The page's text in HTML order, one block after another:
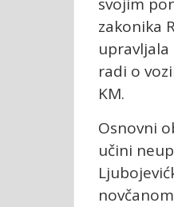
zakonika
radi o
KM.
Osnovni
učini